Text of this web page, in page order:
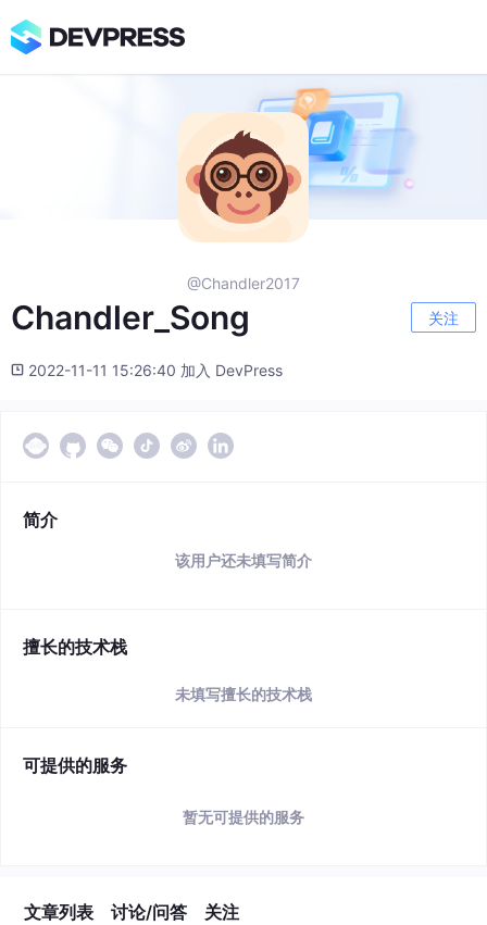
@Chandler2017
Chandler_Song 关注
2022-11-11 15:26:40 加入 DevPress
简介
该用户还未填写简介
擅长的技术栈
未填写擅长的技术栈
可提供的服务
暂无可提供的服务
文章列表 讨论/问答 关注